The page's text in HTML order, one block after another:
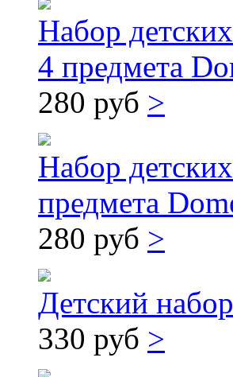
Набор
4 предмета
280 руб >
Набор
предмета
280 руб >
Детский
330 руб >